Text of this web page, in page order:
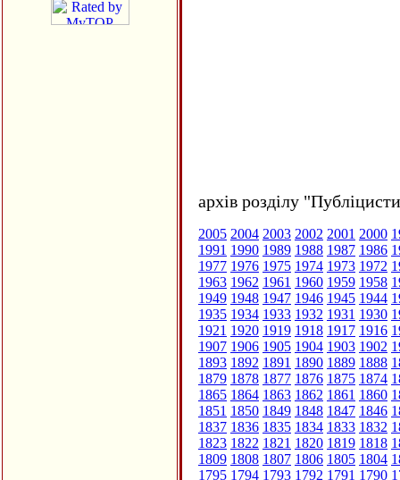
архів розділу
2005 2004 2003 2002 2001 2000
1991 1990 1989 1988 1987 1986
1977 1976 1975 1974 1973 1972
1963 1962 1961 1960 1959 1958
1949 1948 1947 1946 1945 1944
1935 1934 1933 1932 1931 1930
1921 1920 1919 1918 1917 1916
1907 1906 1905 1904 1903 1902
1893 1892 1891 1890 1889 1888
1879 1878 1877 1876 1875 1874
1865 1864 1863 1862 1861 1860
1851 1850 1849 1848 1847 1846
1837 1836 1835 1834 1833 1832
1823 1822 1821 1820 1819 1818
1809 1808 1807 1806 1805 1804
1795 1794 1793 1792 1791 1790